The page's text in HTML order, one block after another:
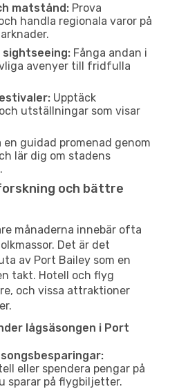
matstånd: Prova
handla regionala varor på
Fånga andan i
avenyer till fridfulla
Upptäck
utställningar som visar
en guidad promenad genom
lär dig om stadens
och bättre
månaderna innebär ofta
Det är det
av Port Bailey som en
takt. Hotell och flyg
och vissa attraktioner
lågsäsongen i Port
eller spendera pengar på
sparar på flygbiljetter.